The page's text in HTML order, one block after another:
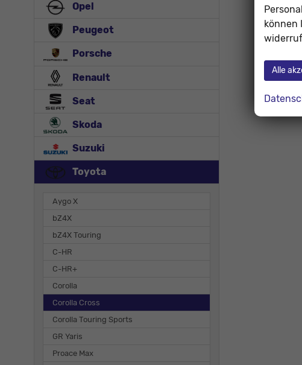
Opel
Peugeot
Porsche
Renault
Seat
Skoda
Suzuki
Toyota
Aygo X
bZ4X
bZ4X Touring
C-HR
C-HR+
Corolla
Corolla Cross
Corolla Touring Sports
GR Yaris
Proace Max
können
Alle